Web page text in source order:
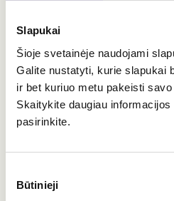
Slapukai
Šioje svetainėje naudojami
Galite nustatyti, kurie slapukai
ir bet kuriuo metu pakeisti
Skaitykite daugiau
pasirinkite.
pasirinkimas
Būtinieji
Gamtininko teigimu, kiekvienas
smulkių žvirblinių paukščių jo
sumaitojami, o vairuotojai net
pasekmių. „Susidūrimas su
gandru, antimi, gulbe ar žąsimi,
gyvybę, bet ir draudžiamąjį įvykį.